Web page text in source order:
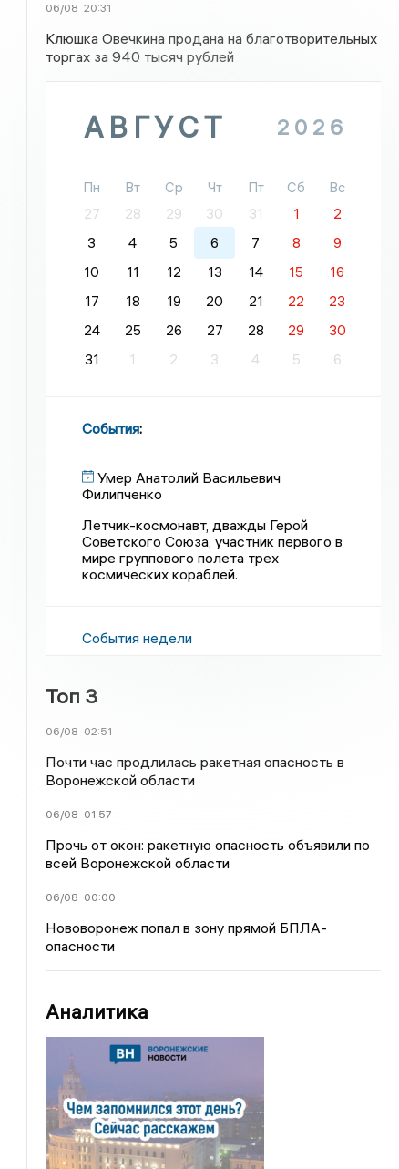
06/08 20:31
Клюшка Овечкина продана на благотворительных
торгах за 940 тысяч рублей
АВГУСТ 2026
Пн Вт Ср Чт Пт Сб
Вс
27
28 29 30 31 1
2
3
4 5 6 7 8
9
10
11 12 13 14 15
16
17
18 19 20 21 22
23
24
25 26 27 28 29
30
31
1 2 3 4 5 6
События:
Умер Анатолий Васильевич
Филипченко
Летчик-космонавт, дважды Герой
Советского Союза, участник первого в
мире группового полета трех
космических кораблей.
События недели
Топ 3
06/08 02:51
Почти час продлилась ракетная опасность в
Воронежской области
06/08 01:57
Прочь от окон: ракетную опасность объявили по
всей Воронежской области
06/08 00:00
Нововоронеж попал в зону прямой БПЛА-
опасности
Аналитика